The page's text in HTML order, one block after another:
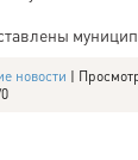
новости |
0